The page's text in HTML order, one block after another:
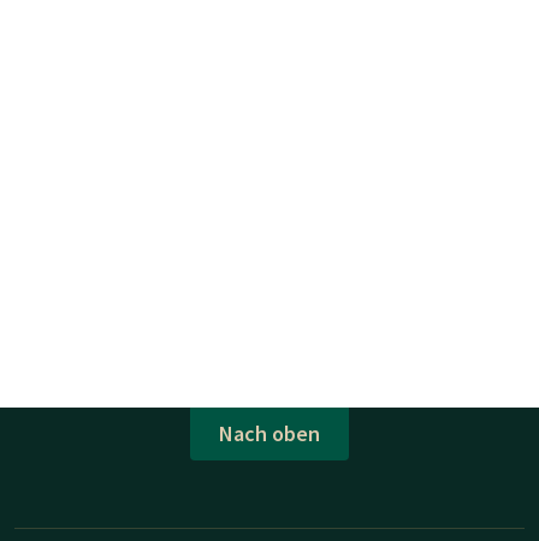
Nach oben